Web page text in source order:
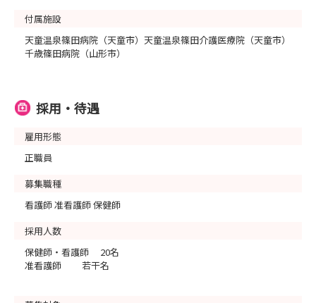
付属施設
天童温泉篠田病院（天童市）天童温泉篠田介護医療院（天童市）
千歳篠田病院（山形市）
採用・待遇
雇用形態
正職員
募集職種
看護師 准看護師 保健師
採用人数
保健師・看護師 20名
准看護師 若干名